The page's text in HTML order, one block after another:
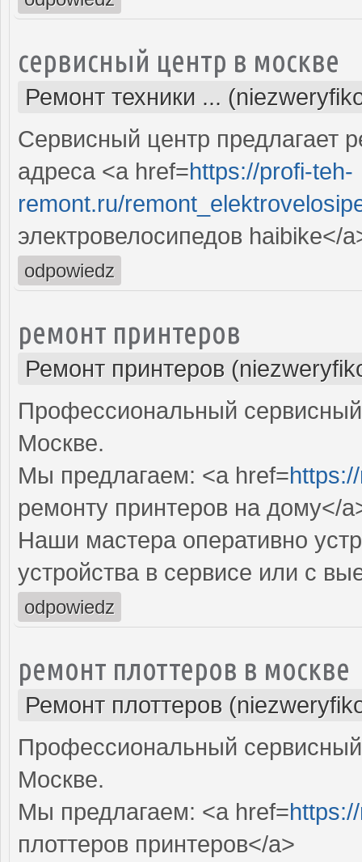
сервисный центр в москве
Ремонт техники ...
Сервисный центр предлагает
адреса <a href=https://profi-teh-
remont.ru/
электровелосипедов haibike</
odpowiedz
ремонт принтеров
Ремонт принтеров
Профессиональный
Москве.
Мы предлагаем: <a href=
ремонту принтеров на дому</
Наши мастера оперативно
устройства в сервисе или с
odpowiedz
ремонт плоттеров в москве
Ремонт плоттеров
Профессиональный
Москве.
Мы предлагаем: <a href=
плоттеров принтеров</a>